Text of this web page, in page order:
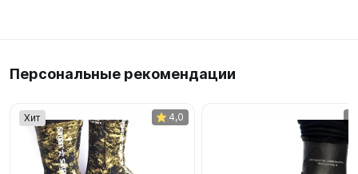
Персональные рекомендации
Хит 4,0